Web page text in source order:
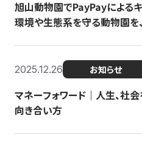
旭山動物園でPayPayによる
環境や生態系を守る動物園を
2025.12.26 お知らせ
マネーフォワード｜人生、社
向き合い方